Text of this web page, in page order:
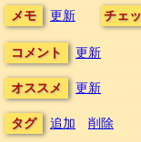
メモ 更新 チェ
コメント 更新
オススメ 更新
タグ 追加 削除